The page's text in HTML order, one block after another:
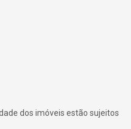
dos imóveis estão sujeitos